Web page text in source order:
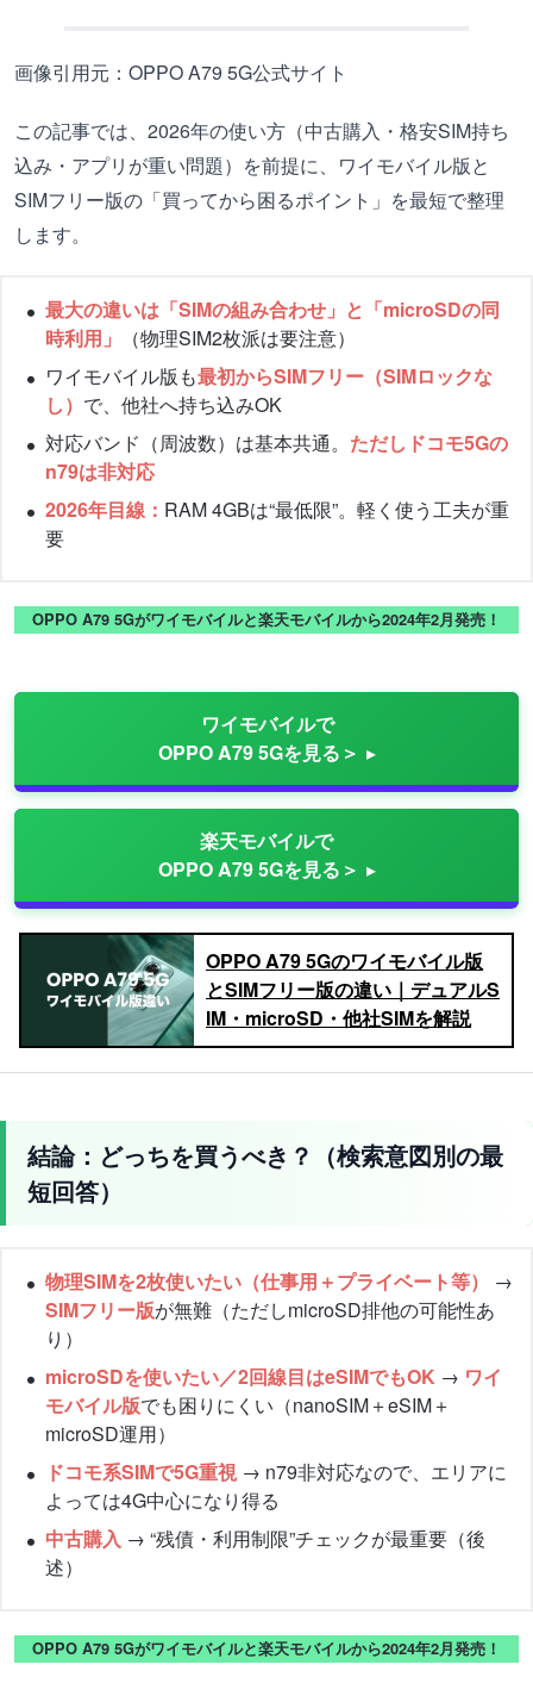
画像引用元：OPPO A79 5G公式サイト
この記事では、2026年の使い方（中古購入・格安SIM持ち
込み・アプリが重い問題）を前提に、ワイモバイル版と
SIMフリー版の「買ってから困るポイント」を最短で整理
します。
最大の違いは「SIMの組み合わせ」と「microSDの同
時利用」
（物理SIM2枚派は要注意）
ワイモバイル版も最初からSIMフリー（SIMロックな
し） で、他社へ持ち込みOK
対応バンド（周波数）は基本共通。 ただしドコモ5Gの
n79は非対応
2026年目線： RAM 4GBは“最低限”。軽く使う工夫が重
要
OPPO A79 5Gがワイモバイルと楽天モバイルから2024年2月発売！
ワイモバイルで
OPPO A79 5Gを見る＞
楽天モバイルで
OPPO A79 5Gを見る＞
OPPO A79 5Gのワイモバイル版
とSIMフリー版の違い｜デュアルS
IM・microSD・他社SIMを解説
結論：どっちを買うべき？（検索意図別の最
短回答）
物理SIMを2枚使いたい（仕事用＋プライベート等）
→
SIMフリー版が無難（ただしmicroSD排他の可能性あ
り）
microSDを使いたい／2回線目はeSIMでもOK → ワイ
モバイル版でも困りにくい（nanoSIM＋eSIM＋
microSD運用）
ドコモ系SIMで5G重視 → n79非対応なので、エリアに
よっては4G中心になり得る
中古購入 → “残債・利用制限”チェックが最重要（後
述）
OPPO A79 5Gがワイモバイルと楽天モバイルから2024年2月発売！